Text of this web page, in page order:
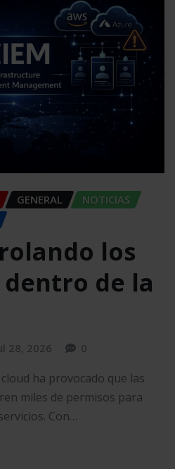
GENERAL
NOTICIAS
los
de la
28, 2026 0
ha provocado que las
miles de permisos para
Con…